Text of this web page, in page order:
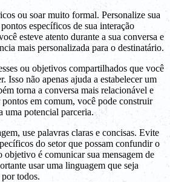
ou soar muito formal. Personalize sua
específicos de sua interação
esteve atento durante a sua conversa e
mais personalizada para o destinatário.
ou objetivos compartilhados que você
Isso não apenas ajuda a estabelecer um
torna a conversa mais relacionável e
em comum, você pode construir
uma potencial parceria.
use palavras claras e concisas. Evite
do setor que possam confundir o
objetivo é comunicar sua mensagem de
usar uma linguagem que seja
todos.